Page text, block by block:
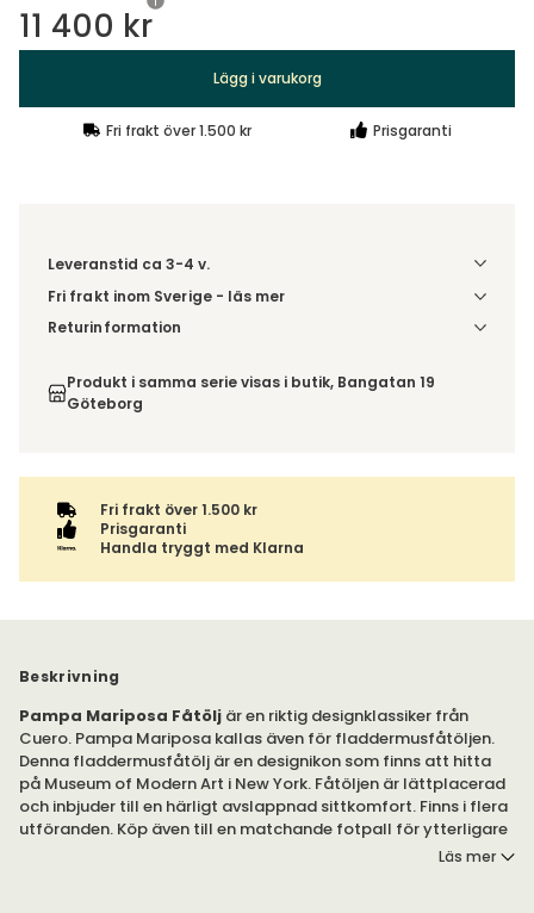
11 400 kr
Lägg i varukorg
Fri frakt över 1.500 kr Prisgaranti
Leveranstid ca 3-4 v.
Fri frakt inom Sverige - läs mer
Denna vara skickas till ett ombud. Du väljer själv i kassan
varan ihop med andra produkter skickas hela ordern
tillsammans med samma fraktalternativ.
Returinformation
inte av ångerrätten.
Produkt i samma serie visas i butik, Bangatan 19
Göteborg
Fri frakt över 1.500 kr
Prisgaranti
Handla tryggt med Klarna
Beskrivning
Pampa Mariposa Fåtölj är en riktig designklassiker från
Cuero. Pampa Mariposa kallas även för fladdermusfåtöljen.
Denna fladdermusfåtölj är en designikon som finns att hitta
på Museum of Modern Art i New York. Fåtöljen är lättplacerad
och inbjuder till en härligt avslappnad sittkomfort. Finns i flera
utföranden. Köp även till en matchande fotpall för ytterligare
Läs mer